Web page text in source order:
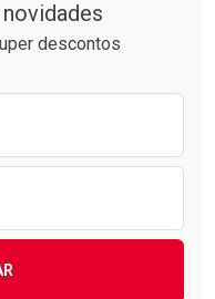
Por R$ 38,87/cada
descontos